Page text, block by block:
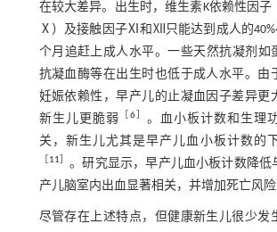
在较大差异。出生时，维生素K依赖性因
Ⅹ）及接触因子Ⅺ和Ⅻ只能达到成人的
个月追赶上成人水平。一些天然抗凝剂如
抗凝血酶等在出生时也低于成人水平。由
妊娠依赖性，早产儿的止凝血因子差异更
新生儿更脆弱
6］ 。血小板计数和生理
关，新生儿尤其是早产儿血小板计数的
11
。研究显示，早产儿血小板计数降低
产儿脑室内出血显著相关，并增加死亡风险
尽管存在上述特点，但健康新生儿很少发